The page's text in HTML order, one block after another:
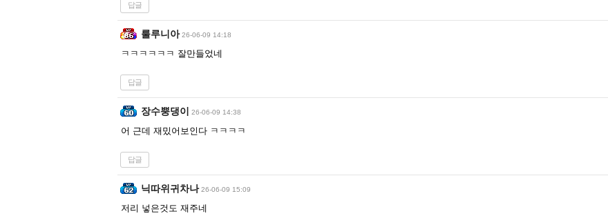
답글
룰루니아 26-06-09 14:18
ㅋㅋㅋㅋㅋㅋ 잘만들었네
답글
장수뿡댕이 26-06-09 14:38
어 근데 재밌어보인다 ㅋㅋㅋㅋ
답글
닉따위귀차나 26-06-09 15:09
저리 넣은것도 재주네